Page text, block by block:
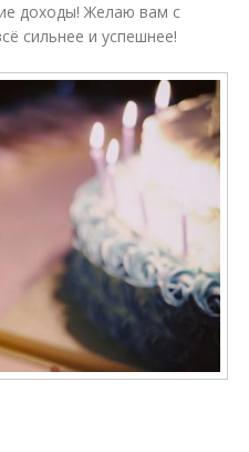
доходы! Желаю вам с
сильнее и успешнее!